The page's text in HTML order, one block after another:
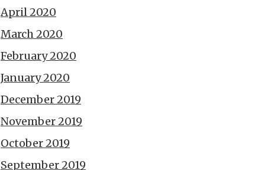
April 2020
March 2020
February 2020
January 2020
December 2019
November 2019
October 2019
September 2019